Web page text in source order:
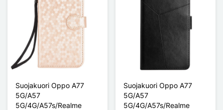
Suojakuori Oppo A77
5G/A57
5G/4G/A57s/Realme
Suojakuori Oppo A77
5G/A57
5G/4G/A57s/Realme